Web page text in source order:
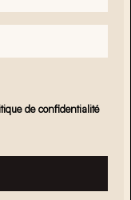
de confidentialité